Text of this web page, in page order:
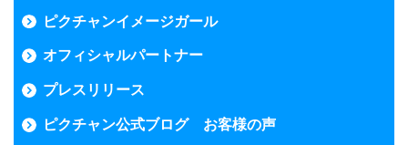
ピクチャンイメージガール
オフィシャルパートナー
プレスリリース
ピクチャン公式ブログ お客様の声